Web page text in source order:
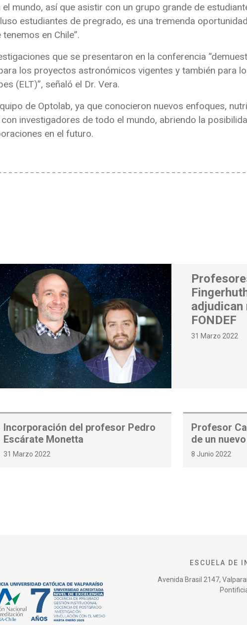
mundo, así que asistir con un grupo grande de
estudiantes de pregrado, es una tremenda
en Chile”.
que se presentaron en la conferencia
los proyectos astronómicos vigentes y también para
(ELT)”, señaló el Dr. Vera.
de Optolab, ya que conocieron nuevos enfoques,
investigadores de todo el mundo, abriendo la
en el futuro.
adjudican
FONDEF
31 Marzo 2022
Incorporación del profesor Pedro
Escárate Monetta
31 Marzo 2022
Profesor
de un
8 Junio 2022
ESCUELA DE
Avenida Brasil 2147,